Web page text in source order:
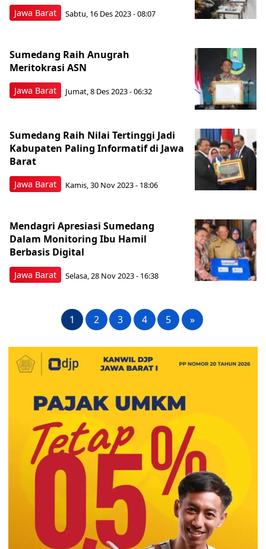
Jawa Barat Sabtu, 16 Des 2023 - 08:07
Jawa Barat
Sumedang Raih Anugrah
Meritokrasi ASN
Jumat, 8 Des 2023 - 06:32
Jawa Barat
Sumedang Raih Nilai Tertinggi Jadi
Kabupaten Paling Informatif di Jawa
Barat
Kamis, 30 Nov 2023 - 18:06
Jawa Barat
Mendagri Apresiasi Sumedang
Dalam Monitoring Ibu Hamil
Berbasis Digital
Selasa, 28 Nov 2023 - 16:38
1 2 3 4 5 »